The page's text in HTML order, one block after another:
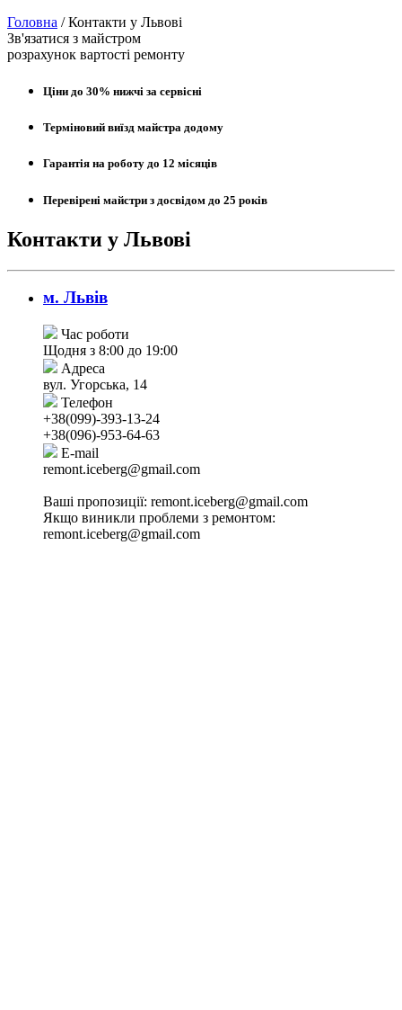
Головна /Контакти у Львові
Зв'язатися з майстром
розрахунок вартості ремонту
Ціни до 30% нижчі за сервісні
Терміновий виїзд майстра додому
Гарантія на роботу до 12 місяців
Перевірені майстри з досвідом до 25 років
Контакти у Львові
м. Львів
Час роботи
Щодня з 8:00 до 19:00
Адреса
вул. Угорська, 14
Телефон
+38(099)-393-13-24
+38(096)-953-64-63
E-mail
remont.iceberg@gmail.com
Ваші пропозиції: remont.iceberg@gmail.com
Якщо виникли проблеми з ремонтом:
remont.iceberg@gmail.com